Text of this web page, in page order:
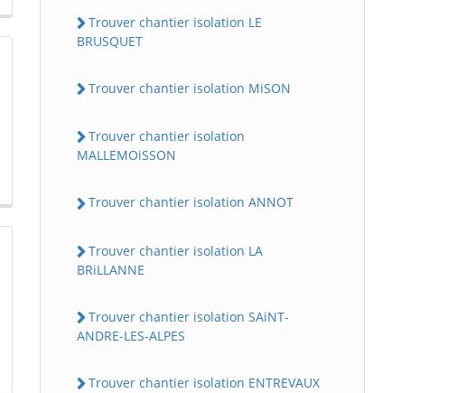
Trouver chantier isolation LE
BRUSQUET
Trouver chantier isolation MiSON
Trouver chantier isolation
MALLEMOiSSON
Trouver chantier isolation ANNOT
Trouver chantier isolation LA
BRiLLANNE
Trouver chantier isolation SAiNT-
ANDRE-LES-ALPES
Trouver chantier isolation ENTREVAUX